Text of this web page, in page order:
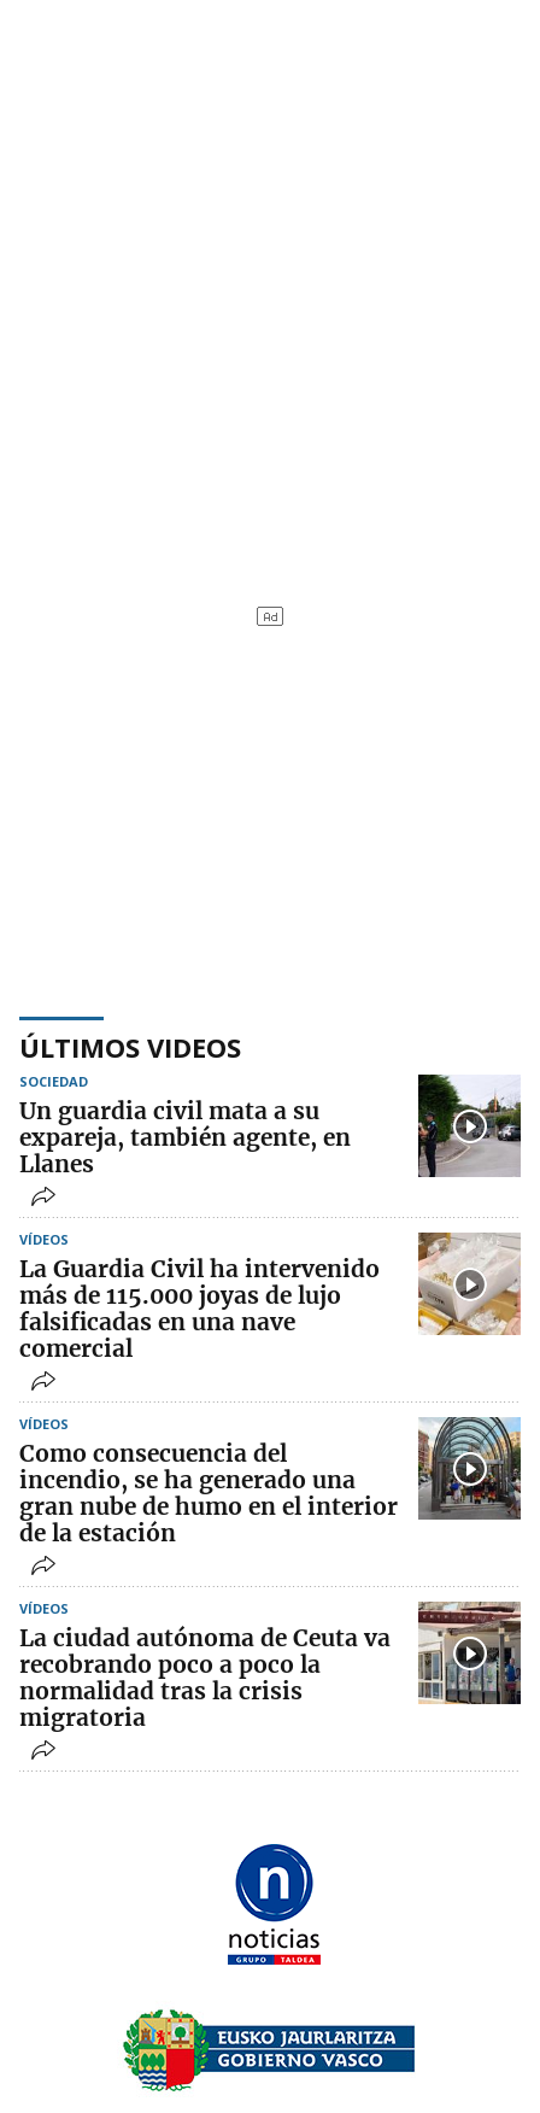
ÚLTIMOS VIDEOS
SOCIEDAD
Un guardia civil mata a su
expareja, también agente, en
Llanes
VÍDEOS
La Guardia Civil ha intervenido
más de 115.000 joyas de lujo
falsificadas en una nave
comercial
VÍDEOS
Como consecuencia del
incendio, se ha generado una
gran nube de humo en el interior
de la estación
VÍDEOS
La ciudad autónoma de Ceuta va
recobrando poco a poco la
normalidad tras la crisis
migratoria